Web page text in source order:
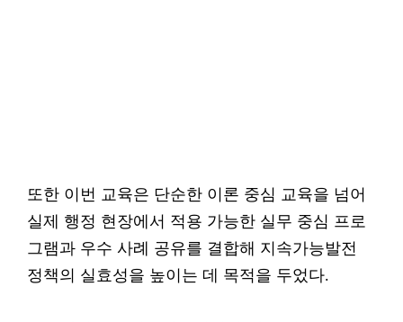
또한 이번 교육은 단순한 이론 중심 교육을 넘어
실제 행정 현장에서 적용 가능한 실무 중심 프로
그램과 우수 사례 공유를 결합해 지속가능발전
정책의 실효성을 높이는 데 목적을 두었다.